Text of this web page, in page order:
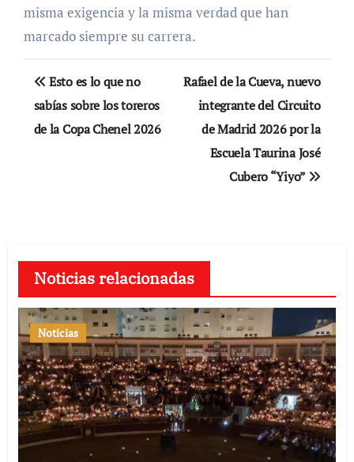
misma exigencia y la misma verdad que han
marcado siempre su carrera.
Navegación
de
entradas
Esto es lo que no
sabías sobre los toreros
de la Copa Chenel 2026
Rafael de la Cueva, nuevo
integrante del Circuito
de Madrid 2026 por la
Escuela Taurina José
Cubero “Yiyo”
Noticias relacionadas
Noticias